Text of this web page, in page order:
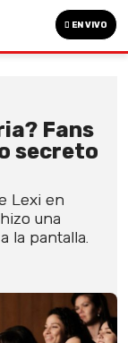
EN VIVO
Fans
secreto
Lexi en
una
la pantalla.